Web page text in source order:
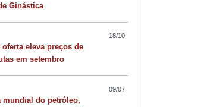
Quer sofisticar o
risoto de camarão
Ginástica
18/10
eleva preços de
em setembro
09/07
mundial do petróleo,